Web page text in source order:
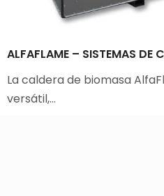
ALFAFLAME – SISTEMAS DE
La caldera de biomasa
versátil,…